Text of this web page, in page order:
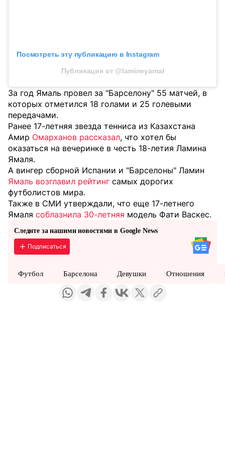
Посмотреть эту публикацию в Instagram
Публикация от @lamineyamal
За год Ямаль провел за "Барселону" 55 матчей, в
которых отметился 18 голами и 25 голевыми
передачами.
Ранее 17-летняя звезда тенниса из Казахстана
Амир Омарханов рассказал, что хотел бы
оказаться на вечеринке в честь 18-летия Ламина
Ямаля.
А вингер сборной Испании и "Барселоны" Ламин
Ямаль возглавил рейтинг самых дорогих
футболистов мира.
Также в СМИ утверждали, что еще 17-летнего
Ямаля соблазнила 30-летняя модель Фати Васкес.
Следите за нашими новостями в Google News
Подписаться
Футбол Барселона Девушки Отношения